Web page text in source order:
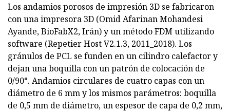
Los andamios porosos de impresión 3D se fabricaron
con una impresora 3D (Omid Afarinan Mohandesi
Ayande, BioFabX2, Irán) y un método FDM utilizando
software (Repetier Host V2.1.3, 2011_2018). Los
gránulos de PCL se funden en un cilindro calefactor y
dejan una boquilla con un patrón de colocación de
0/90°. Andamios circulares de cuatro capas con un
diámetro de 6 mm y los mismos parámetros: boquilla
de 0,5 mm de diámetro, un espesor de capa de 0,2 mm,